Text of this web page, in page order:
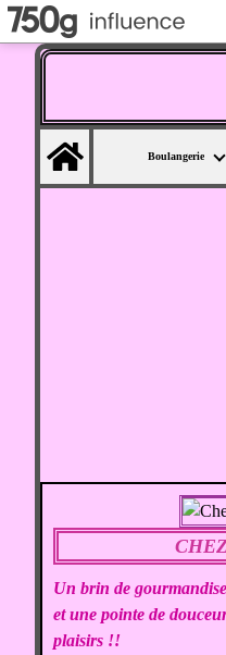
Boulangerie
Un brin de
et une pointe de
plaisirs !!